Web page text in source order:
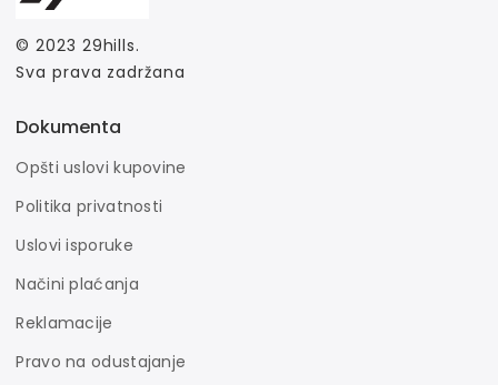
© 2023 29hills.
Sva prava zadržana
Dokumenta
Opšti uslovi kupovine
Politika privatnosti
Uslovi isporuke
Načini plaćanja
Reklamacije
Pravo na odustajanje